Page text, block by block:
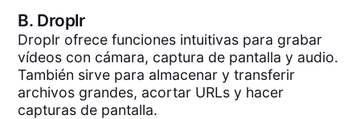
B. Droplr
Droplr ofrece funciones intuitivas para grabar
vídeos con cámara, captura de pantalla y audio.
También sirve para almacenar y transferir
archivos grandes, acortar URLs y hacer
capturas de pantalla.